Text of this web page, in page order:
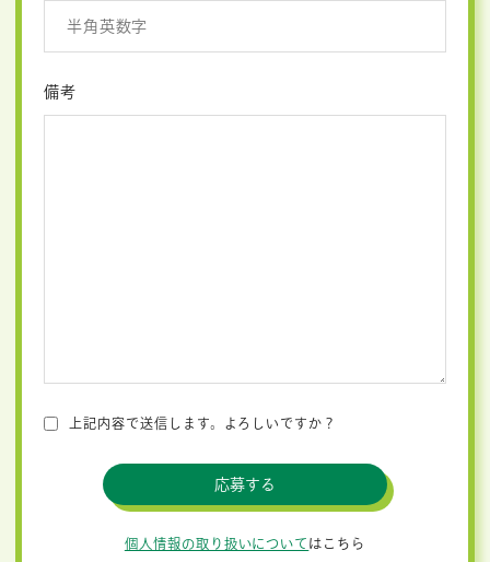
備考
上記内容で送信します。よろしいですか？
個人情報の取り扱いについて はこちら